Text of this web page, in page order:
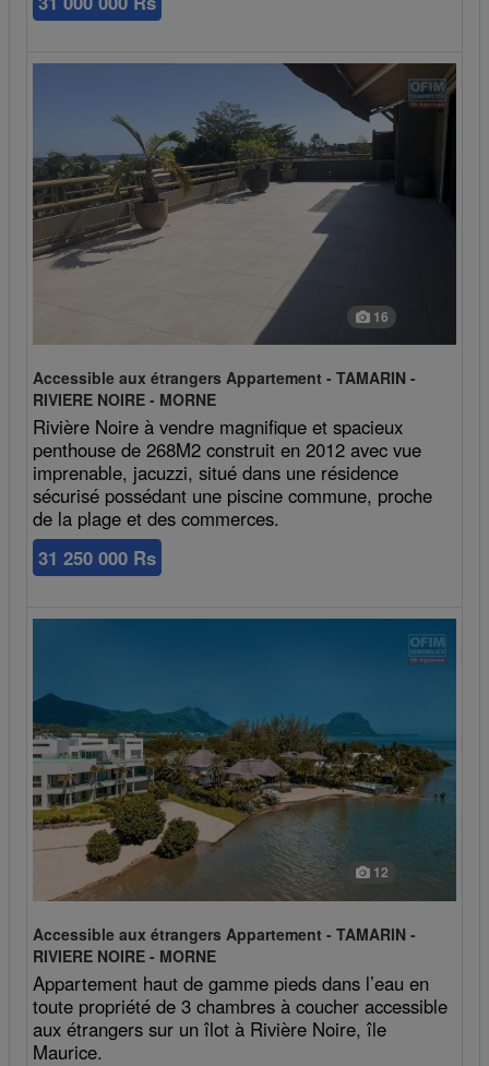
16
Accessible aux étrangers Appartement - TAMARIN -
RIVIERE NOIRE - MORNE
Rivière Noire à vendre magnifique et spacieux
penthouse de 268M2 construit en 2012 avec vue
imprenable, jacuzzi, situé dans une résidence
sécurisé possédant une piscine commune, proche
de la plage et des commerces.
31 250 000 Rs
12
Accessible aux étrangers Appartement - TAMARIN -
RIVIERE NOIRE - MORNE
Appartement haut de gamme pieds dans l’eau en
toute propriété de 3 chambres à coucher accessible
aux étrangers sur un îlot à Rivière Noire, île
Maurice.